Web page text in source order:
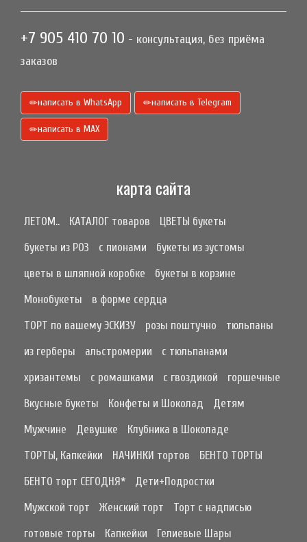
+7 905 410 70 10 - консультация, без приёма
заказов
написать в WhatsApp написать в Telegram
написать в МАХ
карта сайта
ЛЕТОМ.. КАТАЛОГ товаров
ЦВЕТЫ букеты
букеты из РОЗ
с пионами
букеты из эустомы
цветы в шляпной коробке
букеты в корзине
Монобукеты
в форме сердца
ТОРТ по вашему ЭСКИЗУ
розы поштучно
тюльпаны
из герберы
альстромерии
с тюльпанами
хризантемы
с ромашками с гвоздикой
горшечные
Вкусные букеты
Конфеты и Шоколад
Детям
Мужчине
Девушке
Клубника в Шоколаде
ТОРТЫ, Капкейки
НАЧИНКИ тортов
БЕНТО ТОРТЫ
БЕНТО торт СЕГОДНЯ*
Дети+Подростки
Мужской торт
Женский торт
Торт с надписью
готовые торты
Капкейки
Гелиевые Шары